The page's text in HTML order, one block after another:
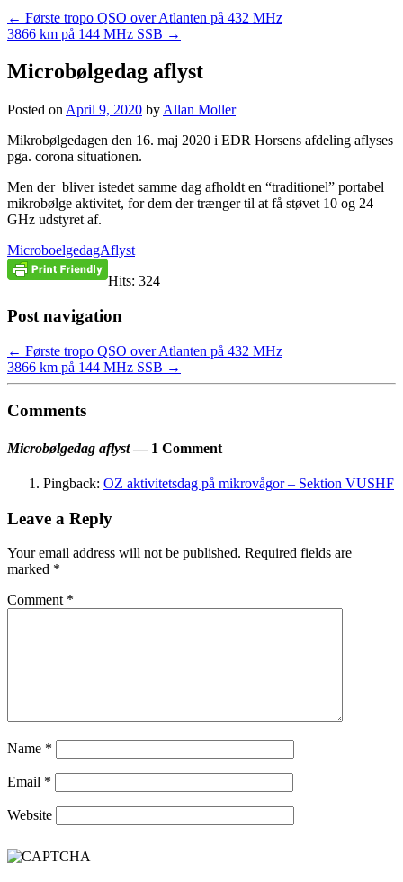
← Første tropo QSO over Atlanten på 432 MHz
3866 km på 144 MHz SSB →
Microbølgedag aflyst
Posted on April 9, 2020 by Allan Moller
Mikrobølgedagen den 16. maj 2020 i EDR Horsens afdeling aflyses
pga. corona situationen.
Men der bliver istedet samme dag afholdt en “traditionel” portabel
mikrobølge aktivitet, for dem der trænger til at få støvet 10 og 24
GHz udstyret af.
MicroboelgedagAflyst
Hits: 324
Post navigation
← Første tropo QSO over Atlanten på 432 MHz
3866 km på 144 MHz SSB →
Comments
Microbølgedag aflyst— 1 Comment
Pingback: OZ aktivitetsdag på mikrovågor – Sektion VUSHF
Leave a Reply
Your email address will not be published. Required fields are
marked *
Comment *
Name *
Email *
Website